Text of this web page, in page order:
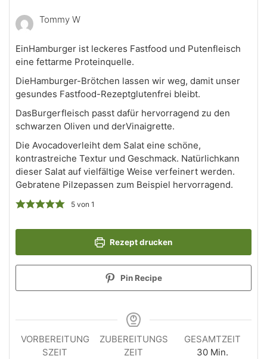
Tommy W
EinHamburger ist leckeres Fastfood und Putenfleisch
eine fettarme Proteinquelle.
DieHamburger-Brötchen lassen wir weg, damit unser
gesundes Fastfood-Rezeptglutenfrei bleibt.
DasBurgerfleisch passt dafür hervorragend zu den
schwarzen Oliven und derVinaigrette.
Die Avocadoverleiht dem Salat eine schöne,
kontrastreiche Textur und Geschmack. Natürlichkann
dieser Salat auf vielfältige Weise verfeinert werden.
Gebratene Pilzepassen zum Beispiel hervorragend.
5von 1
Rezept drucken
Pin Recipe
VORBEREITUNG
SZEIT
ZUBEREITUNGS
ZEIT
GESAMTZEIT
30 Min.